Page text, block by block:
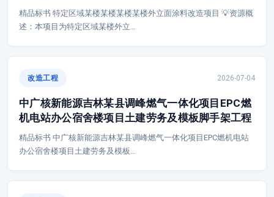
精品标书 特定区域某楼某楼某楼某楼外立面涂料改造项目 💡资源概
述：本项目为特定区域某楼外立…
改造工程 2026-07-04
中广核新能源吉林某县调峰燃气一体化项目EPC燃
机电站办公宿舍楼项目土建劳务及模板脚手架工程
精品标书 中广核新能源吉林某县调峰燃气一体化项目EPC燃机电站
办公宿舍楼项目土建劳务及模板…